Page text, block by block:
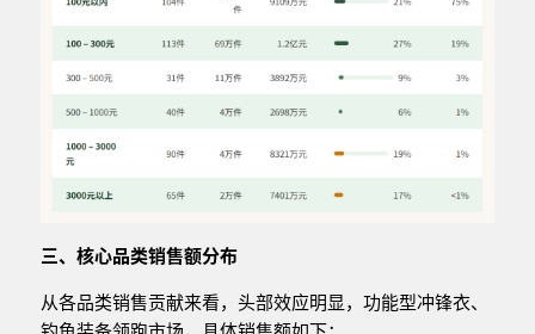
三、核心品类销售额分布
从各品类销售贡献来看，头部效应明显，功能型冲锋衣、